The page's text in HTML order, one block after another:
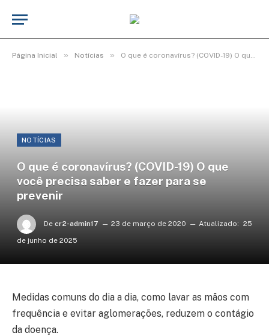
Página Inicial » Notícias » O que é coronavírus? (COVID-19) O que você precisa saber e fazer para se prevenir
NOTÍCIAS
O que é coronavírus? (COVID-19) O que
você precisa saber e fazer para se
prevenir
De cr2-admin17 23 de março de 2020 Atualizado: 25
de junho de 2025
Medidas comuns do dia a dia, como lavar as mãos com
frequência e evitar aglomerações, reduzem o contágio
da doença.